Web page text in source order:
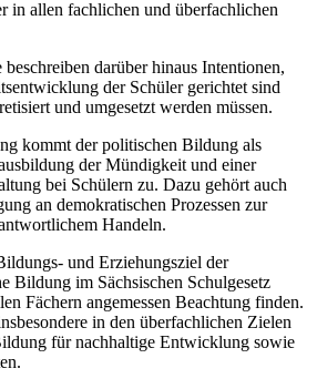
in allen fachlichen und überfachlichen
darüber hinaus Intentionen,
der Schüler gerichtet sind
und umgesetzt werden müssen.
kommt der politischen Bildung als
der Mündigkeit und einer
bei Schülern zu. Dazu gehört auch
an demokratischen Prozessen zur
Handeln.
und Erziehungsziel der
Bildung im Sächsischen Schulgesetz
Fächern angemessen Beachtung finden.
in den überfachlichen Zielen
für nachhaltige Entwicklung sowie